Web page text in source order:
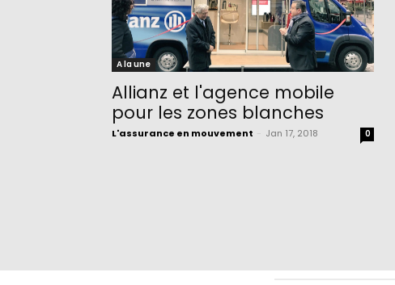
A la une
Allianz et l'agence mobile
pour les zones blanches
L'assurance en mouvement Jan 17, 2018 0